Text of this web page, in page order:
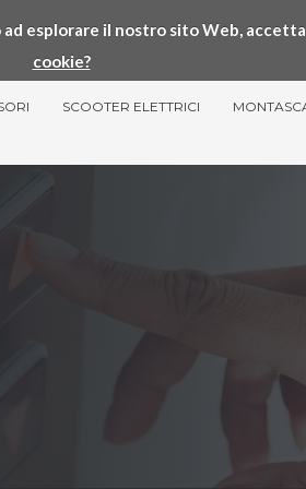
esplorare il nostro sito Web,
cookie?
SCOOTER ELETTRICI